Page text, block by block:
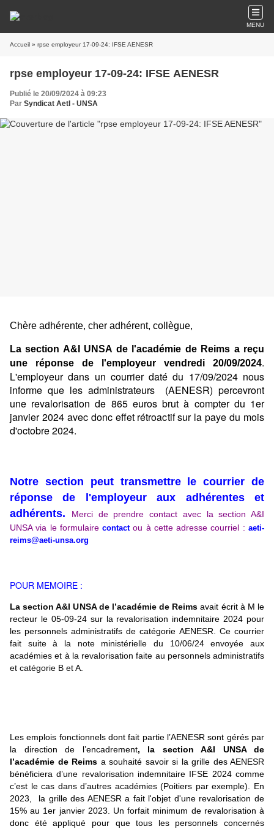
MENU
Accueil » rpse employeur 17-09-24: IFSE AENESR
rpse employeur 17-09-24: IFSE AENESR
Publié le 20/09/2024 à 09:23
Par Syndicat AetI - UNSA
Chère adhérente, cher adhérent, collègue,
La section A&I UNSA de l'académie de Reims a reçu
une réponse de l'employeur vendredi 20/09/2024.
L'employeur dans un courrier daté du 17/09/2024 nous
informe que les administrateurs (AENESR) percevront
une revalorisation de 865 euros brut à compter du 1er
janvier 2024 avec donc effet rétroactif sur la paye du mois
d'octobre 2024.
Notre section peut transmettre le courrier de
réponse de l'employeur aux adhérentes et
adhérents.
Merci de prendre contact avec la section A&I
UNSA via le formulairecontactou à cette adresse courriel :aeti-
reims@aeti-unsa.org
POUR MEMOIRE :
La section A&I UNSA de l’académie de Reims avait écrit à M le
recteur le 05-09-24 sur la revalorisation indemnitaire 2024 pour
les personnels administratifs de catégorie AENESR. Ce courrier
fait suite à la note ministérielle du 10/06/24 envoyée aux
académies et à la revalorisation faite au personnels administratifs
et catégorie B et A.
Les emplois fonctionnels dont fait partie l’AENESR sont gérés par
la direction de l’encadrement,
la section A&I UNSA de
l’académie de Reims a souhaité savoir si la grille des AENESR
bénéficiera d’une revalorisation indemnitaire IFSE 2024 comme
c’est le cas dans d’autres académies (Poitiers par exemple). En
2023, la grille des AENESR a fait l'objet d'une revalorisation de
15% au 1er janvier 2023. Un forfait minimum de revalorisation à
donc été appliqué pour que tous les personnels concernés